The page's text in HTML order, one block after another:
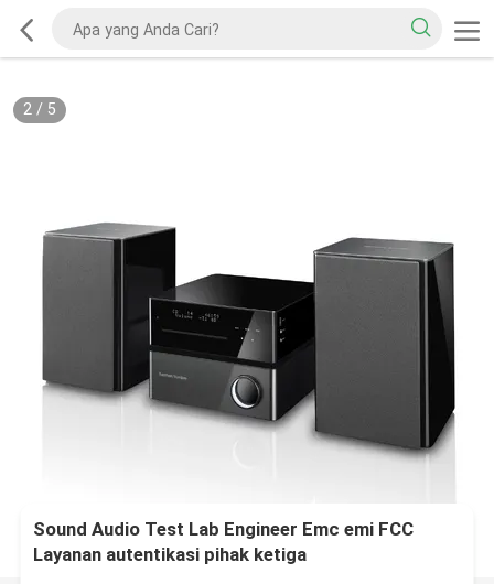
2/ 5
Sound Audio Test Lab Engineer Emc emi FCC
Layanan autentikasi pihak ketiga